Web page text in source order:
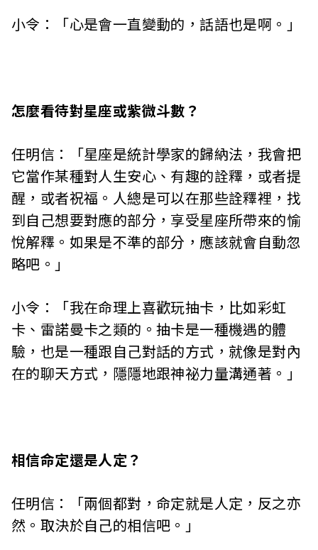
小令：「心是會一直變動的，話語也是啊。」
怎麼看待對星座或紫微斗數？
任明信：「星座是統計學家的歸納法，我會把
它當作某種對人生安心、有趣的詮釋，或者提
醒，或者祝福。人總是可以在那些詮釋裡，找
到自己想要對應的部分，享受星座所帶來的愉
悅解釋。如果是不準的部分，應該就會自動忽
略吧。」
小令：「我在命理上喜歡玩抽卡，比如彩虹
卡、雷諾曼卡之類的。抽卡是一種機遇的體
驗，也是一種跟自己對話的方式，就像是對內
在的聊天方式，隱隱地跟神祕力量溝通著。」
相信命定還是人定？
任明信：「兩個都對，命定就是人定，反之亦
然。取決於自己的相信吧。」